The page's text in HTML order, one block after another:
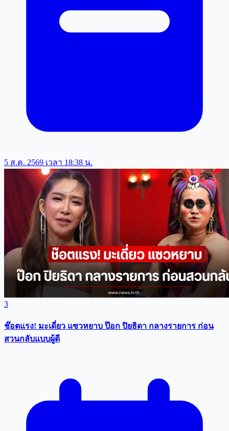
5 ส.ค. 2569 เวลา 18:38 น.
3
ช๊อตแรง! มะเดี่ยว แซวหยาบ ป๊อก ปิยธิดา กลางรายการ ก่อน
สวนกลับแบบผู้ดี